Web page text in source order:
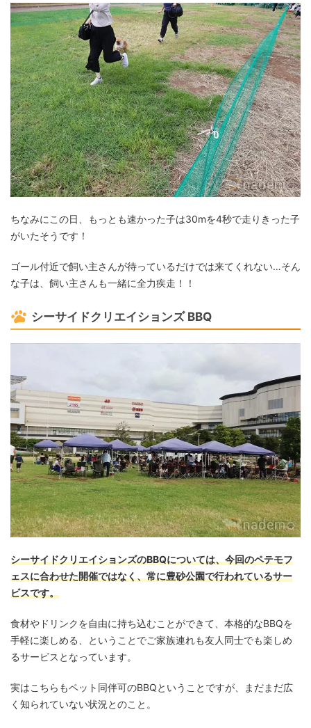
ちなみにこの日、もっとも速かった子は30mを4秒で走りきった子
がいたそうです！
ゴール付近で飼い主さんが待っているだけでは来てくれない…そん
な子は、飼い主さんも一緒に全力疾走！！
シーサイドクリエイションズ BBQ
シーサイドクリエイションズのBBQについては、今回のペテモフ
ェスに合わせた開催ではなく、常に豊砂公園で行われているサー
ビスです。
食材やドリンクを自由に持ち込むことができて、本格的なBBQを
手軽に楽しめる、ということでご家族連れも友人同士でも楽しめ
るサービスとなっています。
実はこちらもペット同伴可のBBQということですが、まだまだ広
く知られていない状況とのこと。